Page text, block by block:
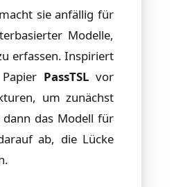
sie anfällig für
Modelle,
erfassen. Inspiriert
PassTSLvor
um zunächst
das Modell für
ab, die Lücke